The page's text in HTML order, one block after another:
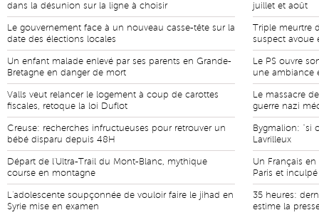
dans la désunion sur la ligne à choisir
Le gouvernement face à un nouveau casse-tête sur la
date des élections locales
Un enfant malade enlevé par ses parents en Grande-
Bretagne en danger de mort
Valls veut relancer le logement à coup de carottes
fiscales, retoque la loi Duflot
Creuse: recherches infructueuses pour retrouver un
bébé disparu depuis 48H
Départ de l'Ultra-Trail du Mont-Blanc, mythique
course en montagne
L'adolescente soupçonnée de vouloir faire le jihad en
Syrie mise en examen
juillet et août
Triple meurtre
suspect avoue
Le PS ouvre
une ambiance
Le massacre
guerre nazi
Bygmalion: "si
Lavrilleux
Un Français
Paris et inculpé
35 heures:
estime la